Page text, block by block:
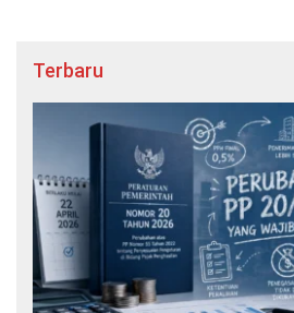
Terbaru